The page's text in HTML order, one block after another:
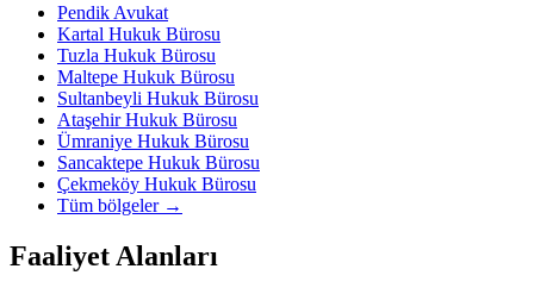
Pendik Avukat
Kartal Hukuk Bürosu
Tuzla Hukuk Bürosu
Maltepe Hukuk Bürosu
Sultanbeyli Hukuk Bürosu
Ataşehir Hukuk Bürosu
Ümraniye Hukuk Bürosu
Sancaktepe Hukuk Bürosu
Çekmeköy Hukuk Bürosu
Tüm bölgeler →
Faaliyet Alanları